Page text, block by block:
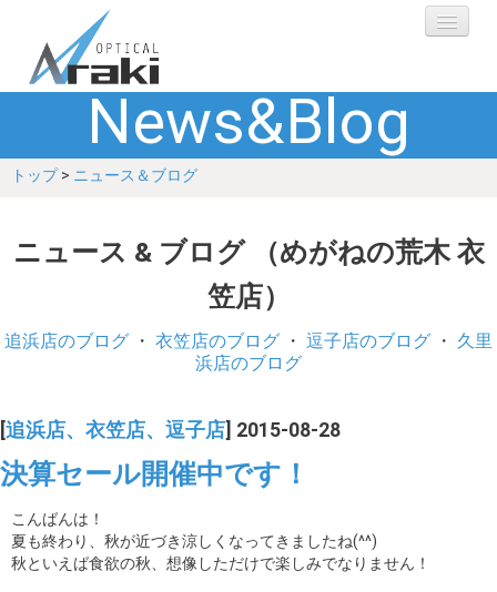
選ばれる理由
ブランド
ショップ
お客さまの声
ギャラリー
News&Blog
トップ> ニュース＆ブログ
ニュース & ブログ （めがねの荒木 衣
笠店）
追浜店のブログ ・ 衣笠店のブログ ・ 逗子店のブログ ・ 久里
浜店のブログ
追浜店、衣笠店、逗子店 ] 2015-08-28
決算セール開催中です！
こんばんは！
夏も終わり、秋が近づき涼しくなってきましたね(^^)
秋といえば食欲の秋、想像しただけで楽しみでなりません！